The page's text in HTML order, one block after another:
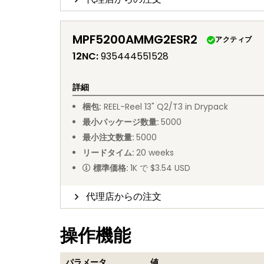
MPF5200AMMG2ESR2 アクティブ
12NC:935444551528
詳細
梱包: REEL-Reel 13" Q2/T3 in Drypack
最小パッケージ数量: 5000
最小注文数量: 5000
リードタイム: 20 weeks
標準価格: 1K で $3.54 USD
代理店からの注文
操作機能